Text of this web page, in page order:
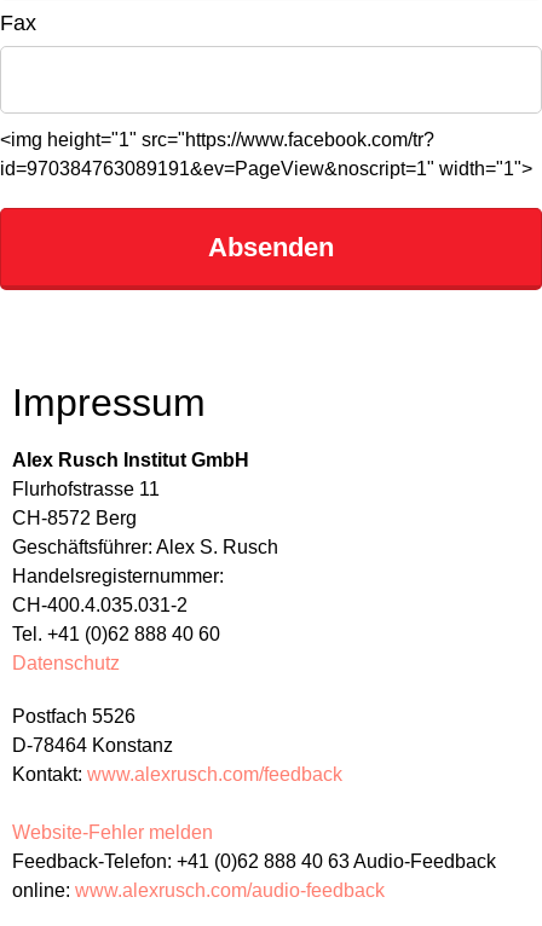
Fax
<img height="1" src="https://www.facebook.com/tr?
id=970384763089191&ev=PageView&noscript=1" width="1">
Absenden
Impressum
Alex Rusch Institut GmbH
Flurhofstrasse 11
CH-8572 Berg
Geschäftsführer: Alex S. Rusch
Handelsregisternummer:
CH-400.4.035.031-2
Tel. +41 (0)62 888 40 60
Datenschutz
Postfach 5526
D-78464 Konstanz
Kontakt: www.alexrusch.com/feedback
Website-Fehler melden
Feedback-Telefon: +41 (0)62 888 40 63 Audio-Feedback
online: www.alexrusch.com/audio-feedback